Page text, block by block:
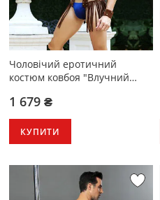
Чоловічий еротичний
костюм ковбоя "Влучний
1 679 ₴
КУПИТИ